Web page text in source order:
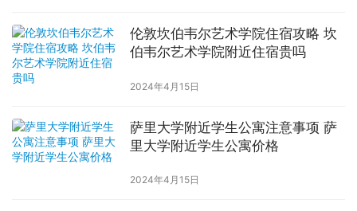
伦敦坎伯韦尔艺术学院住宿攻略 坎
伯韦尔艺术学院附近住宿贵吗
2024年4月15日
萨里大学附近学生公寓注意事项 萨
里大学附近学生公寓价格
2024年4月15日